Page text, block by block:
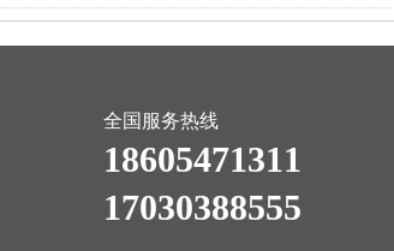
全国服务热线
18605471311
17030388555